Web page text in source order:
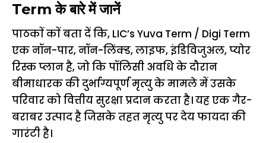
Term के बारे में जानें
पाठकाें काें बता दें कि, LIC’s Yuva Term / Digi Term
एक नॉन-पार, नॉन-लिंक्ड, लाइफ, इंडिविजुअल, प्योर
रिस्क प्लान है, जो कि पॉलिसी अवधि के दौरान
बीमाधारक की दुर्भाग्यपूर्ण मृत्यु के मामले में उसके
परिवार को वित्तीय सुरक्षा प्रदान करता है। यह एक गैर-
बराबर उत्पाद है जिसके तहत मृत्यु पर देय फायदा की
गारंटी है।